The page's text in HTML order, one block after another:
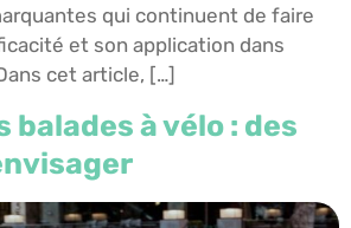
qui continuent de faire
et son application dans
cet article, […]
balades à vélo : des